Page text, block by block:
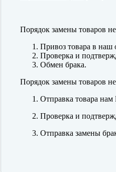
Порядок замены товаров
Привоз товара в наш
Проверка и
Обмен брака.
Порядок замены товаров
Отправка товара
Проверка и
Отправка замены